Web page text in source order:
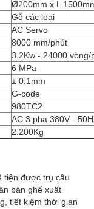
Ø200mm x L
Gỗ các loại
AC Servo
8000 mm/phút
3.2Kw - 24000 vòng/
6 MPa
± 0.1mm
G-code
980TC2
AC 3 pha 380V -
2.200Kg
tiện được trụ cầu
bàn ghế xuất
tiết kiệm thời gian